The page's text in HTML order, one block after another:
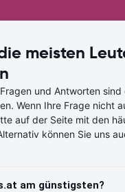
meisten
und Antworten sind
Wenn Ihre Frage nicht
auf der Seite mit den
können Sie uns
am günstigsten?